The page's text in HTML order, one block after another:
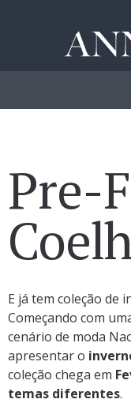
Pre-
E já tem coleção de
Começando com
cenário de moda
apresentar o
coleção chega em
temas diferentes.